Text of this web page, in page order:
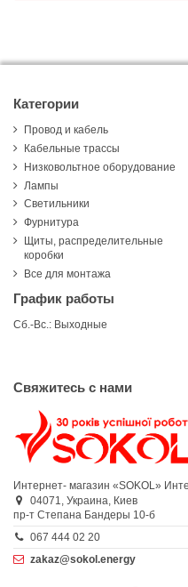
Категории
Провод и кабель
Кабельные трассы
Низковольтное оборудование
Лампы
Светильники
Фурнитура
Щиты, распределительные
коробки
Все для монтажа
График работы
Сб.-Вс.: Выходные
Свяжитесь с нами
Интернет- магазин «SOKOL»
04071, Украина, Киев
пр-т Степана Бандеры 10-б
067 444 02 20
zakaz@sokol.energy